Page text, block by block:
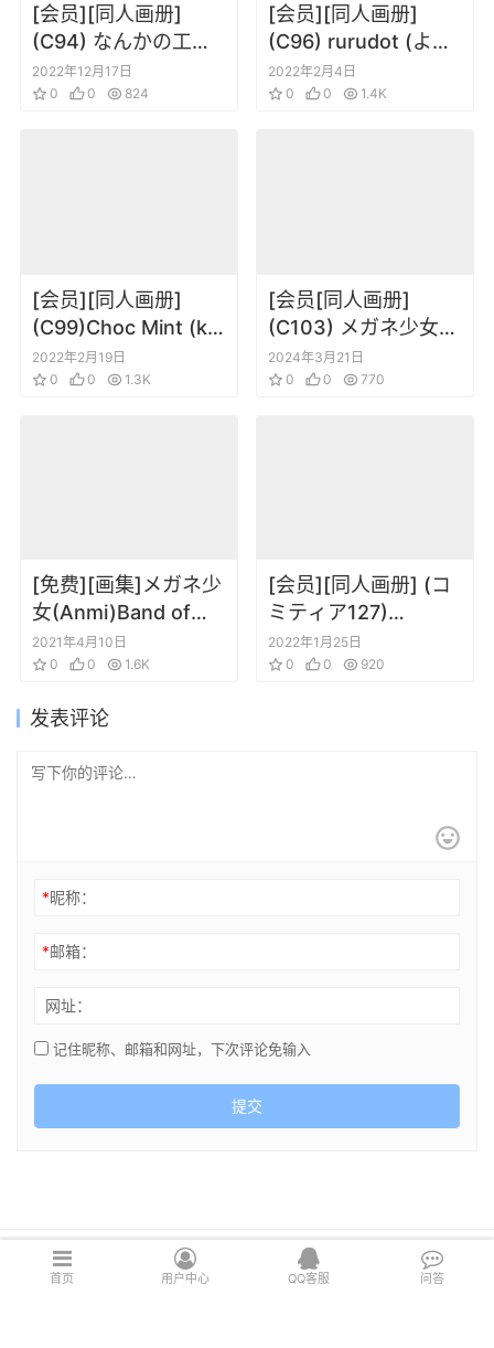
[会员][同人画册]
(C94) なんかの工房
(lack) FlagMents
Order II (FateGrand
2022年12月17日
0
0 824
[会员][同人画册]
(C96) rurudot (よろ
ず) LILITICS
CATALOG
2022年2月4日
0
0 1.4K
[会员][同人画册]
(C99)Choc Mint (kr
木) Mash
Collections (Fate
2022年2月19日
0
0 1.3K
[会员[同人画册]
(C103) メガネ少女
(Anmi) Avian
Romance Pink label
2024年3月21日
0
0 770
[免费][画集]メガネ少
女(Anmi)Band of
sisters同人小画册
2021年4月10日
0
0 1.6K
[会员][同人画册] (コ
ミティア127)
CrepSucre (くれ～
ぷ) CrerpSucre
2022年1月25日
0
0 920
发表评论
*昵称：
*邮箱：
网址：
记住昵称、邮箱和网址，下次评论免输入
提交
Copyright © 2021 cghsj.com 版权所有 Powered by 绘世界
首页 用户中心 QQ客服 问答